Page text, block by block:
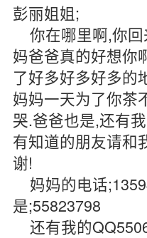
彭丽姐姐;
你在哪里啊,你回
妈爸爸真的好想你
了好多好多好多的
妈妈一天为了你茶
哭.爸爸也是,还有
有知道的朋友请和
谢!
妈妈的电话
是;55823798
还有我的